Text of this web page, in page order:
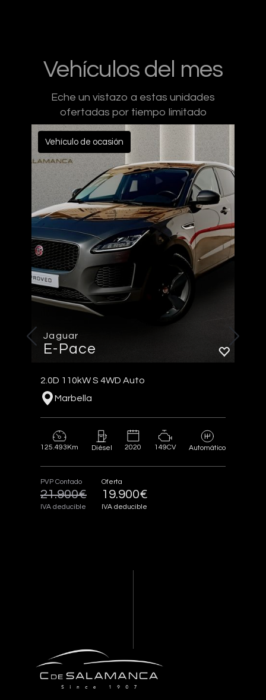
Vehículos del mes
Eche un vistazo a estas unidades
ofertadas por tiempo limitado
Vehículo de ocasión
Jaguar
E-Pace
2.0D 110kW S 4WD Auto
Marbella
125.493Km Diésel 2020 149CV Automático
PVP Contado
21.900€
IVA deducible
Oferta
19.900€
IVA deducible